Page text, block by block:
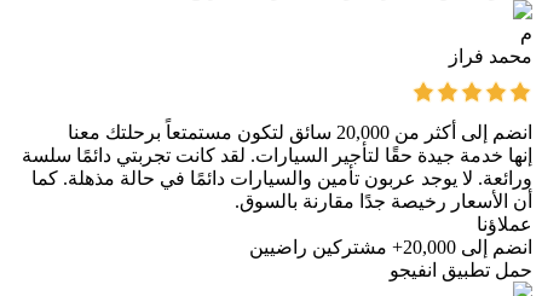
م
محمد فراز
انضم إلى أكثر من 20,000 سائق لتكون مستمتعاً برحلتك معنا
إنها خدمة جيدة حقًا لتأجير السيارات. لقد كانت تجربتي دائمًا سلسة
ورائعة. لا يوجد عربون تأمين والسيارات دائمًا في حالة مذهلة. كما
أن الأسعار رخيصة جدًا مقارنة بالسوق.
عملاؤنا
انضم إلى 20,000+ مشتركين راضيين
حمل تطبيق انفيجو